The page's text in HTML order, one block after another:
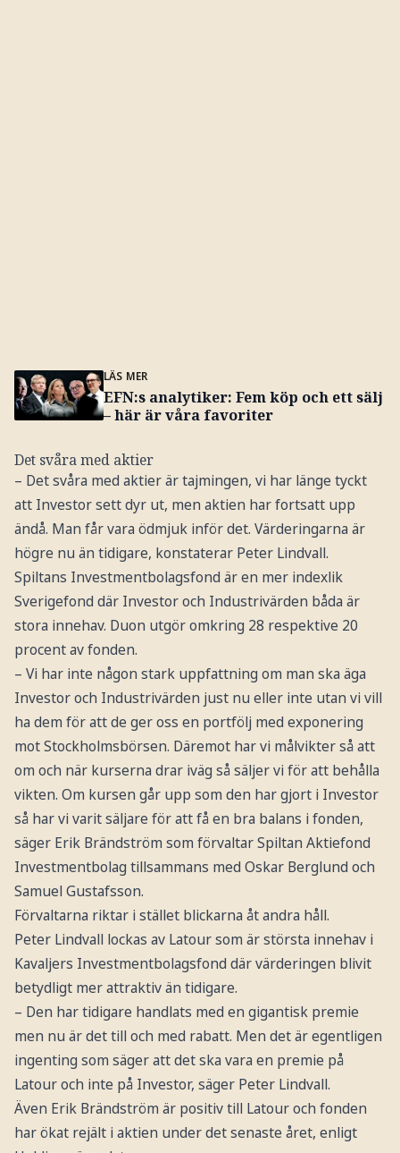
LÄS MER
EFN:s analytiker: Fem köp och ett sälj
– här är våra favoriter
Det svåra med aktier
– Det svåra med aktier är tajmingen, vi har länge tyckt
att Investor sett dyr ut, men aktien har fortsatt upp
ändå. Man får vara ödmjuk inför det. Värderingarna är
högre nu än tidigare, konstaterar Peter Lindvall.
Spiltans Investmentbolagsfond är en mer indexlik
Sverigefond där Investor och Industrivärden båda är
stora innehav. Duon utgör omkring 28 respektive 20
procent av fonden.
– Vi har inte någon stark uppfattning om man ska äga
Investor och Industrivärden just nu eller inte utan vi vill
ha dem för att de ger oss en portfölj med exponering
mot Stockholmsbörsen. Däremot har vi målvikter så att
om och när kurserna drar iväg så säljer vi för att behålla
vikten. Om kursen går upp som den har gjort i Investor
så har vi varit säljare för att få en bra balans i fonden,
säger Erik Brändström som förvaltar Spiltan Aktiefond
Investmentbolag tillsammans med Oskar Berglund och
Samuel Gustafsson.
Förvaltarna riktar i stället blickarna åt andra håll.
Peter Lindvall lockas av Latour som är största innehav i
Kavaljers Investmentbolagsfond där värderingen blivit
betydligt mer attraktiv än tidigare.
– Den har tidigare handlats med en gigantisk premie
men nu är det till och med rabatt. Men det är egentligen
ingenting som säger att det ska vara en premie på
Latour och inte på Investor, säger Peter Lindvall.
Även Erik Brändström är positiv till Latour och fonden
har ökat rejält i aktien under det senaste året, enligt